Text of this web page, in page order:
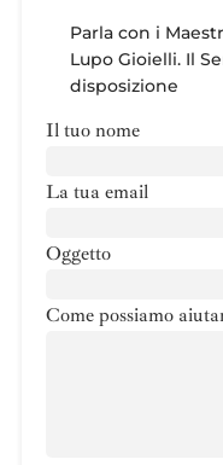
Parla con i
Lupo Gioielli. Il
disposizione
Il tuo nome
La tua email
Oggetto
Come possiamo